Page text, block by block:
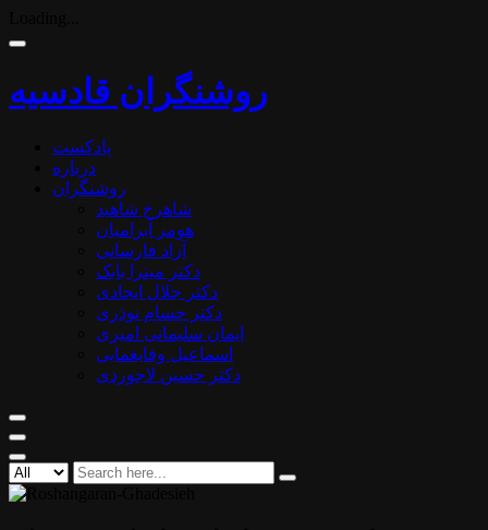
روشنگران قادسیه
پادکست
درباره
روشنگران
شاهرخ شاهید
هومر آبرامیان
آزاد فارسانی
دکتر میترا بابک
دکتر جلال ایجادی
دکتر حسام نوذری
ایمان سلیمانی امیری
اسماعیل وفایغمایی
دکتر حسین لاجوردی